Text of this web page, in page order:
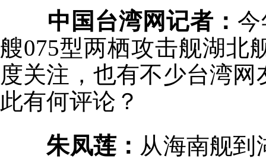
中国台湾网记者：
艘075型两栖攻击舰湖北
度关注，也有不少台湾
此有何评论？
朱凤莲： 从海南舰到